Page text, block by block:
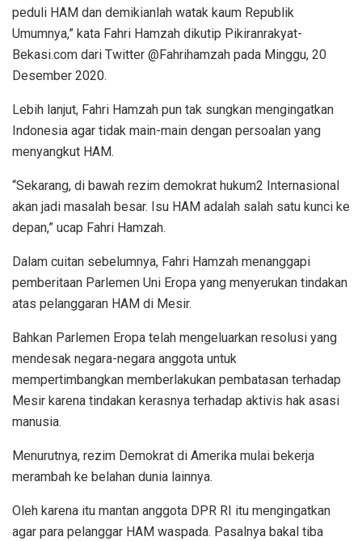
peduli HAM dan demikianlah watak kaum Republik
Umumnya,” kata Fahri Hamzah dikutip Pikiranrakyat-
Bekasi.com dari Twitter @Fahrihamzah pada Minggu, 20
Desember 2020.
Lebih lanjut, Fahri Hamzah pun tak sungkan mengingatkan
Indonesia agar tidak main-main dengan persoalan yang
menyangkut HAM.
“Sekarang, di bawah rezim demokrat hukum2 Internasional
akan jadi masalah besar. Isu HAM adalah salah satu kunci ke
depan,” ucap Fahri Hamzah.
Dalam cuitan sebelumnya, Fahri Hamzah menanggapi
pemberitaan Parlemen Uni Eropa yang menyerukan tindakan
atas pelanggaran HAM di Mesir.
Bahkan Parlemen Eropa telah mengeluarkan resolusi yang
mendesak negara-negara anggota untuk
mempertimbangkan memberlakukan pembatasan terhadap
Mesir karena tindakan kerasnya terhadap aktivis hak asasi
manusia.
Menurutnya, rezim Demokrat di Amerika mulai bekerja
merambah ke belahan dunia lainnya.
Oleh karena itu mantan anggota DPR RI itu mengingatkan
agar para pelanggar HAM waspada. Pasalnya bakal tiba